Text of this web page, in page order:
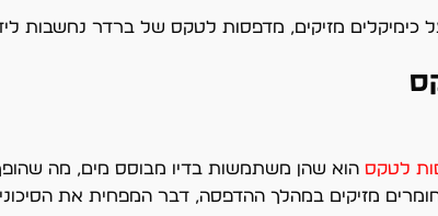
כימיקלים מזיקים, מדפסות לטקס של ברדר נחשבות
לטקסהוא שהן משתמשות בדיו מבוסס מים, מה שהופך
מזיקים במהלך ההדפסה, דבר המפחית את